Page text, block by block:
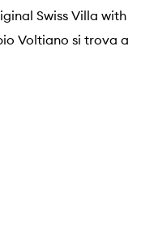
Swiss Villa with
Voltiano si trova a